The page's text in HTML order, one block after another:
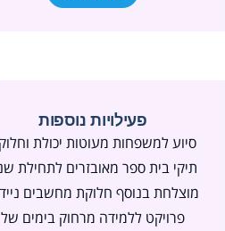
פעילויות נוספות
סיוע למשפחות מעוטות יכולת
תיקי בית ספר מאובזרים לתחילת
מוצלחת בנוסף חלוקת מחשבים
פרויקט ללמידה מרחוק בימים של